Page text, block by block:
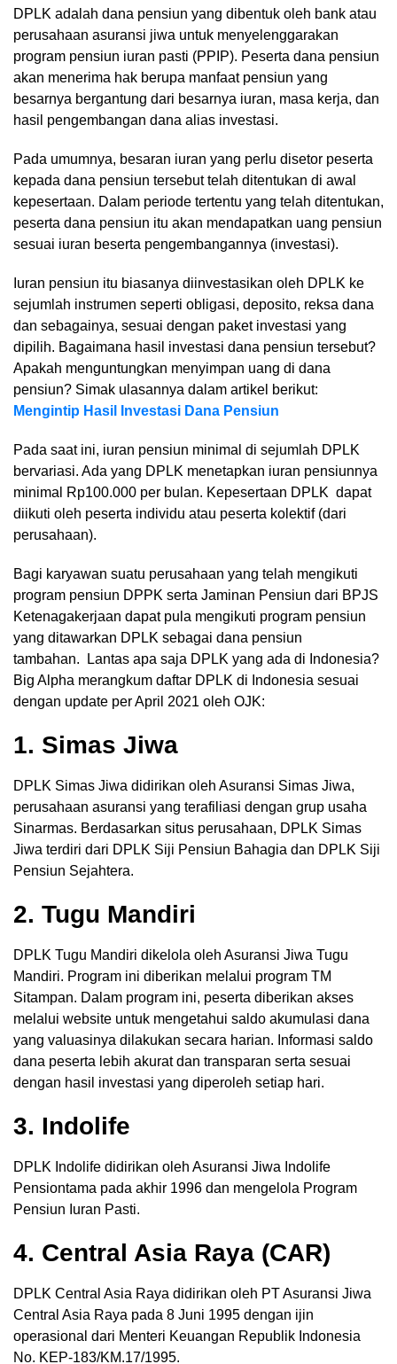
DPLK adalah dana pensiun yang dibentuk oleh bank atau
perusahaan asuransi jiwa untuk menyelenggarakan
program pensiun iuran pasti (PPIP). Peserta dana pensiun
akan menerima hak berupa manfaat pensiun yang
besarnya bergantung dari besarnya iuran, masa kerja, dan
hasil pengembangan dana alias investasi.
Pada umumnya, besaran iuran yang perlu disetor peserta
kepada dana pensiun tersebut telah ditentukan di awal
kepesertaan. Dalam periode tertentu yang telah ditentukan,
peserta dana pensiun itu akan mendapatkan uang pensiun
sesuai iuran beserta pengembangannya (investasi).
Iuran pensiun itu biasanya diinvestasikan oleh DPLK ke
sejumlah instrumen seperti obligasi, deposito, reksa dana
dan sebagainya, sesuai dengan paket investasi yang
dipilih. Bagaimana hasil investasi dana pensiun tersebut?
Apakah menguntungkan menyimpan uang di dana
pensiun? Simak ulasannya dalam artikel berikut:
Mengintip Hasil Investasi Dana Pensiun
Pada saat ini, iuran pensiun minimal di sejumlah DPLK
bervariasi. Ada yang DPLK menetapkan iuran pensiunnya
minimal Rp100.000 per bulan. Kepesertaan DPLK dapat
diikuti oleh peserta individu atau peserta kolektif (dari
perusahaan).
Bagi karyawan suatu perusahaan yang telah mengikuti
program pensiun DPPK serta Jaminan Pensiun dari BPJS
Ketenagakerjaan dapat pula mengikuti program pensiun
yang ditawarkan DPLK sebagai dana pensiun
tambahan. Lantas apa saja DPLK yang ada di Indonesia?
Big Alpha merangkum daftar DPLK di Indonesia sesuai
dengan update per April 2021 oleh OJK:
1. Simas Jiwa
DPLK Simas Jiwa didirikan oleh Asuransi Simas Jiwa,
perusahaan asuransi yang terafiliasi dengan grup usaha
Sinarmas. Berdasarkan situs perusahaan, DPLK Simas
Jiwa terdiri dari DPLK Siji Pensiun Bahagia dan DPLK Siji
Pensiun Sejahtera.
2. Tugu Mandiri
DPLK Tugu Mandiri dikelola oleh Asuransi Jiwa Tugu
Mandiri. Program ini diberikan melalui program TM
Sitampan. Dalam program ini, peserta diberikan akses
melalui website untuk mengetahui saldo akumulasi dana
yang valuasinya dilakukan secara harian. Informasi saldo
dana peserta lebih akurat dan transparan serta sesuai
dengan hasil investasi yang diperoleh setiap hari.
3. Indolife
DPLK Indolife didirikan oleh Asuransi Jiwa Indolife
Pensiontama pada akhir 1996 dan mengelola Program
Pensiun Iuran Pasti.
4. Central Asia Raya (CAR)
DPLK Central Asia Raya didirikan oleh PT Asuransi Jiwa
Central Asia Raya pada 8 Juni 1995 dengan ijin
operasional dari Menteri Keuangan Republik Indonesia
No. KEP-183/KM.17/1995.